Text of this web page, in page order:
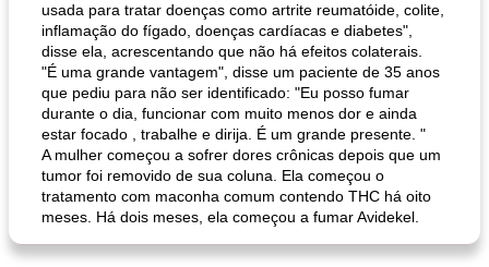
usada para tratar doenças como artrite reumatóide, colite,
inflamação do fígado, doenças cardíacas e diabetes",
disse ela, acrescentando que não há efeitos colaterais.
"É uma grande vantagem", disse um paciente de 35 anos
que pediu para não ser identificado: "Eu posso fumar
durante o dia, funcionar com muito menos dor e ainda
estar focado , trabalhe e dirija. É um grande presente. "
A mulher começou a sofrer dores crônicas depois que um
tumor foi removido de sua coluna. Ela começou o
tratamento com maconha comum contendo THC há oito
meses. Há dois meses, ela começou a fumar Avidekel.